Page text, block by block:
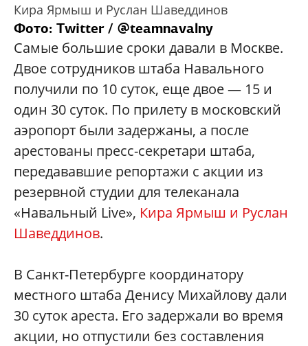
Кира Ярмыш и Руслан Шаведдинов
Фото: Twitter / @teamnavalny
Самые большие сроки давали в Москве.
Двое сотрудников штаба Навального
получили по 10 суток, еще двое — 15 и
один 30 суток. По прилету в московский
аэропорт были задержаны, а после
арестованы пресс-секретари штаба,
передававшие репортажи с акции из
резервной студии для телеканала
«Навальный Live», Кира Ярмыш и Руслан
Шаведдинов.
В Санкт-Петербурге координатору
местного штаба Денису Михайлову дали
30 суток ареста. Его задержали во время
акции, но отпустили без составления